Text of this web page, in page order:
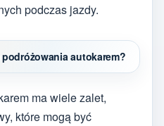
podczas jazdy.
autokarem?
ma wiele zalet,
które mogą być